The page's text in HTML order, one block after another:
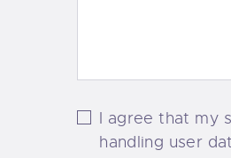
I agree that my
handling user